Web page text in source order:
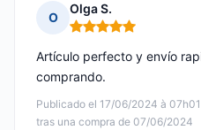
O
Olga S.
Nota: 5 de 5
Publicado el 17/06/2024 à 07h01
tras una compra de 07/06/2024
Artículo perfecto y envío
comprando.